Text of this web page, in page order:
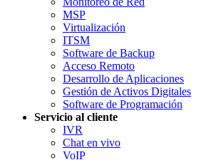
MSP
Virtualización
ITSM
Software de Backup
Acceso Remoto
Desarrollo de Aplicaciones
Gestión de Activos Digitales
Software de Programación
Servicio al cliente
IVR
Chat en vivo
VoIP